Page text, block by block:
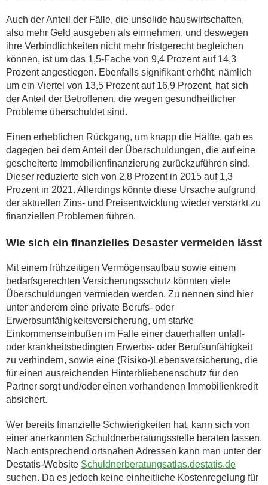
Auch der Anteil der Fälle, die unsolide hauswirtschaften,
also mehr Geld ausgeben als einnehmen, und deswegen
ihre Verbindlichkeiten nicht mehr fristgerecht begleichen
können, ist um das 1,5-Fache von 9,4 Prozent auf 14,3
Prozent angestiegen. Ebenfalls signifikant erhöht, nämlich
um ein Viertel von 13,5 Prozent auf 16,9 Prozent, hat sich
der Anteil der Betroffenen, die wegen gesundheitlicher
Probleme überschuldet sind.
Einen erheblichen Rückgang, um knapp die Hälfte, gab es
dagegen bei dem Anteil der Überschuldungen, die auf eine
gescheiterte Immobilienfinanzierung zurückzuführen sind.
Dieser reduzierte sich von 2,8 Prozent in 2015 auf 1,3
Prozent in 2021. Allerdings könnte diese Ursache aufgrund
der aktuellen Zins- und Preisentwicklung wieder verstärkt zu
finanziellen Problemen führen.
Wie sich ein finanzielles Desaster vermeiden lässt
Mit einem frühzeitigen Vermögensaufbau sowie einem
bedarfsgerechten Versicherungsschutz könnten viele
Überschuldungen vermieden werden. Zu nennen sind hier
unter anderem eine private Berufs- oder
Erwerbsunfähigkeitsversicherung, um starke
Einkommenseinbußen im Falle einer dauerhaften unfall-
oder krankheitsbedingten Erwerbs- oder Berufsunfähigkeit
zu verhindern, sowie eine (Risiko-)Lebensversicherung, die
für einen ausreichenden Hinterbliebenenschutz für den
Partner sorgt und/oder einen vorhandenen Immobilienkredit
absichert.
Wer bereits finanzielle Schwierigkeiten hat, kann sich von
einer anerkannten Schuldnerberatungsstelle beraten lassen.
Nach entsprechend ortsnahen Adressen kann man unter der
Destatis-Website Schuldnerberatungsatlas.destatis.de
suchen. Da es jedoch keine einheitliche Kostenregelung für